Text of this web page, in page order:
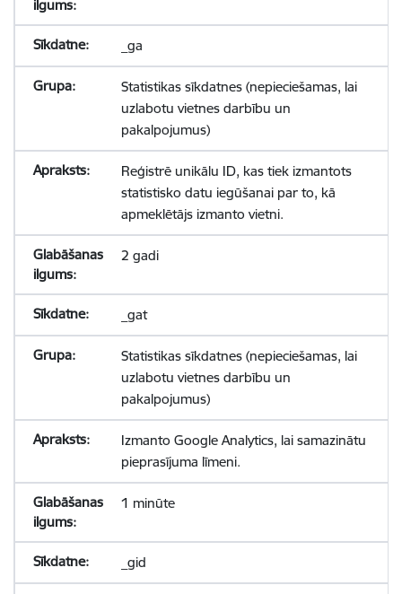
_ga
Statistikas sīkdatnes (nepieciešamas, lai
uzlabotu vietnes darbību un
pakalpojumus)
Reģistrē unikālu ID, kas tiek izmantots
statistisko datu iegūšanai par to, kā
apmeklētājs izmanto vietni.
2 gadi
_gat
Statistikas sīkdatnes (nepieciešamas, lai
uzlabotu vietnes darbību un
pakalpojumus)
Izmanto Google Analytics, lai samazinātu
pieprasījuma līmeni.
1 minūte
_gid